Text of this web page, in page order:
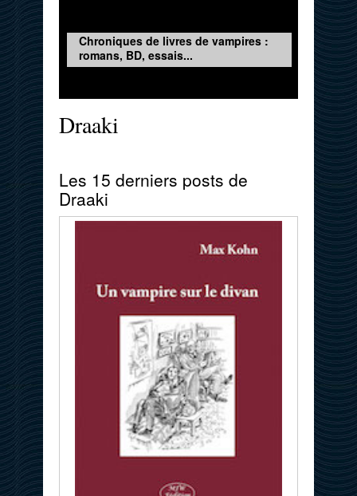
Chroniques de livres de vampires :
romans, BD, essais...
Draaki
Les 15 derniers posts de
Draaki